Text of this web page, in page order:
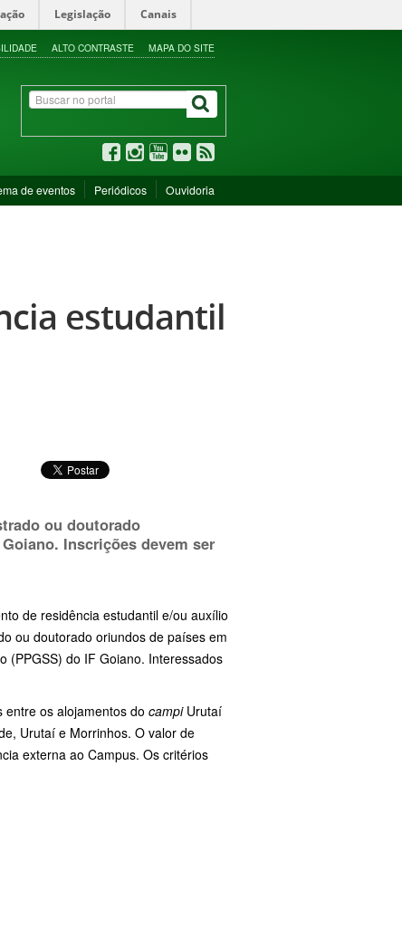
Legislação Canais
ALTO CONTRASTE MAPA DO SITE
de eventos Periódicos Ouvidoria
estudantil
ou doutorado
Inscrições devem ser
de residência estudantil e/ou auxílio
ou doutorado oriundos de países em
(PPGSS) do IF Goiano. Interessados
os alojamentos do campiUrutaí
Urutaí e Morrinhos. O valor de
externa ao Campus. Os critérios